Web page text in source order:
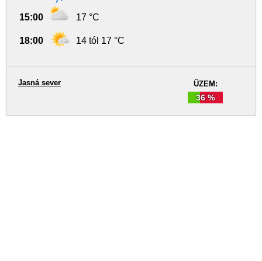
15:00 17 °C
18:00 14 tól 17 °C
ŰZEM:
36 %
Jasná sever